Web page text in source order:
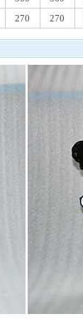
270 270